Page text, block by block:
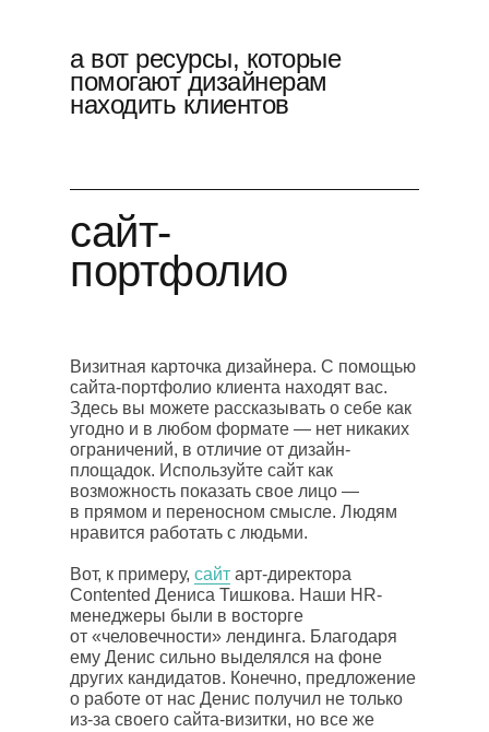
а вот ресурсы, которые
помогают дизайнерам
находить клиентов
сайт-
портфолио
Визитная карточка дизайнера. С помощью
сайта-портфолио клиента находят вас.
Здесь вы можете рассказывать о себе как
угодно и в любом формате — нет никаких
ограничений, в отличие от дизайн-
площадок. Используйте сайт как
возможность показать свое лицо —
в прямом и переносном смысле. Людям
нравится работать с людьми.
Вот, к примеру, сайт арт-директора
Contented Дениса Тишкова. Наши HR-
менеджеры были в восторге
от «человечности» лендинга. Благодаря
ему Денис сильно выделялся на фоне
других кандидатов. Конечно, предложение
о работе от нас Денис получил не только
из-за своего сайта-визитки, но все же